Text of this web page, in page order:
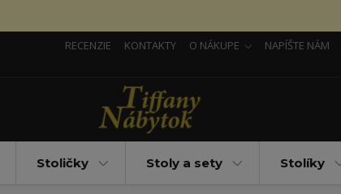
RECENZIE KONTAKTY O NÁKUPE NAPÍŠTE NÁM
Stoličky Stoly a sety Stolíky